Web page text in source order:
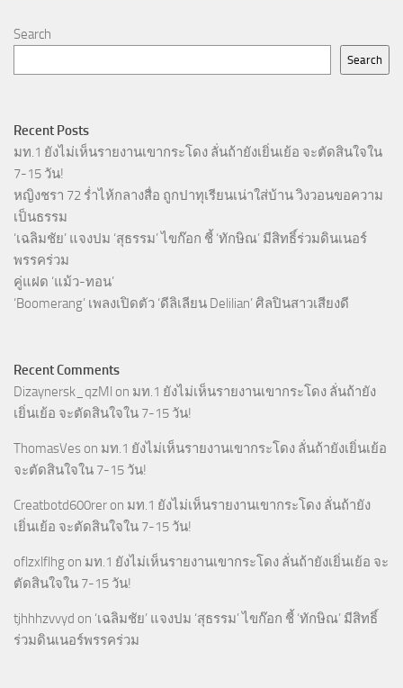
Search
Search
Recent Posts
มท.1 ยังไม่เห็นรายงานเขากระโดง ลั่นถ้ายังเยิ่นเย้อ จะตัดสินใจใน
7-15 วัน!
หญิงชรา 72 ร่ำไห้กลางสื่อ ถูกปาทุเรียนเน่าใส่บ้าน วิงวอนขอความ
เป็นธรรม
‘เฉลิมชัย’ แจงปม ‘สุธรรม’ ไขก๊อก ชี้ ‘ทักษิณ’ มีสิทธิ์ร่วมดินเนอร์
พรรคร่วม
คู่แฝด ‘แม้ว-ทอน’
‘Boomerang’ เพลงเปิดตัว ‘ดีลิเลียน Delilian’ ศิลปินสาวเสียงดี
Recent Comments
Dizaynersk_qzMl on มท.1 ยังไม่เห็นรายงานเขากระโดง ลั่นถ้ายัง
เยิ่นเย้อ จะตัดสินใจใน 7-15 วัน!
ThomasVes on มท.1 ยังไม่เห็นรายงานเขากระโดง ลั่นถ้ายังเยิ่นเย้อ
จะตัดสินใจใน 7-15 วัน!
Creatbotd600rer on มท.1 ยังไม่เห็นรายงานเขากระโดง ลั่นถ้ายัง
เยิ่นเย้อ จะตัดสินใจใน 7-15 วัน!
oflzxlflhg on มท.1 ยังไม่เห็นรายงานเขากระโดง ลั่นถ้ายังเยิ่นเย้อ จะ
ตัดสินใจใน 7-15 วัน!
tjhhhzvvyd on ‘เฉลิมชัย’ แจงปม ‘สุธรรม’ ไขก๊อก ชี้ ‘ทักษิณ’ มีสิทธิ์
ร่วมดินเนอร์พรรคร่วม